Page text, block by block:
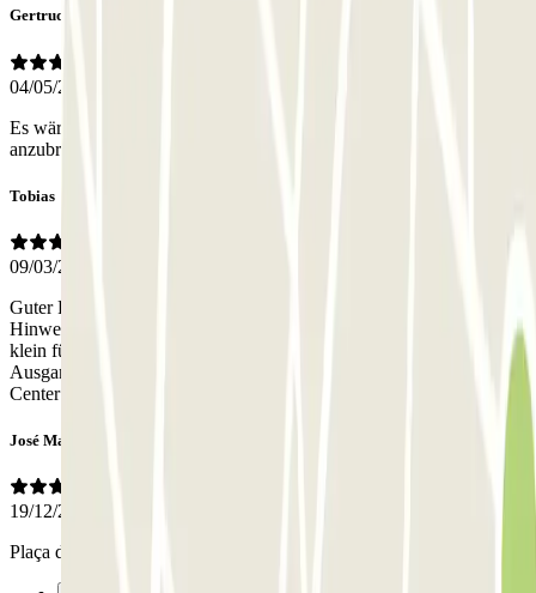
Gertrud
04/05/2026
Es wäre sinnvoll, vorne an der Straße ein Hinweisschild
anzubringen, dass die Einfahrt im Hof hinten rechts ist!
Tobias
09/03/2026
Guter Preis. Die Einfahrt war sehr schwer zu finden. Ein
Hinweisschild in der Seitenstraße wäre hilfreich gewesen. Parkplatz
klein für BMW 5er Lim. Alte Tiefgarage und recht dunkel.
Ausgang/ Treppe schlecht beleuchtet. Lage: recht abseits vom City
Center
José María
19/12/2025
Plaça de pàrquing molt justa i difícil de maniobrar